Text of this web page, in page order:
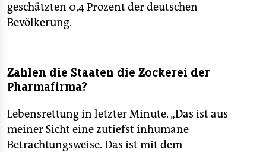
geschätzten 0,4 Prozent der deutschen
Bevölkerung.
Zahlen die Staaten die Zockerei der
Pharmafirma?
Lebensrettung in letzter Minute. „Das ist aus
meiner Sicht eine zutiefst inhumane
Betrachtungsweise. Das ist mit dem